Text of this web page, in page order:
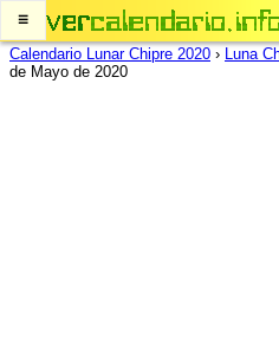
≡
Calendario Lunar Chipre 2020 › Luna
de Mayo de 2020